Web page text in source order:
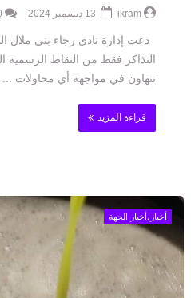
ikram
دعت إدارة نادي رجاء بني ملال
التذاكر فقط من النقاط الرسمية
تتهاون في مواجهة أي محاولات ...
قراءة المزيد
أخبار،أخبار الجهة